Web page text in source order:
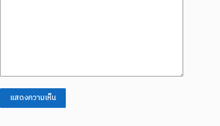
แสดงความเห็น